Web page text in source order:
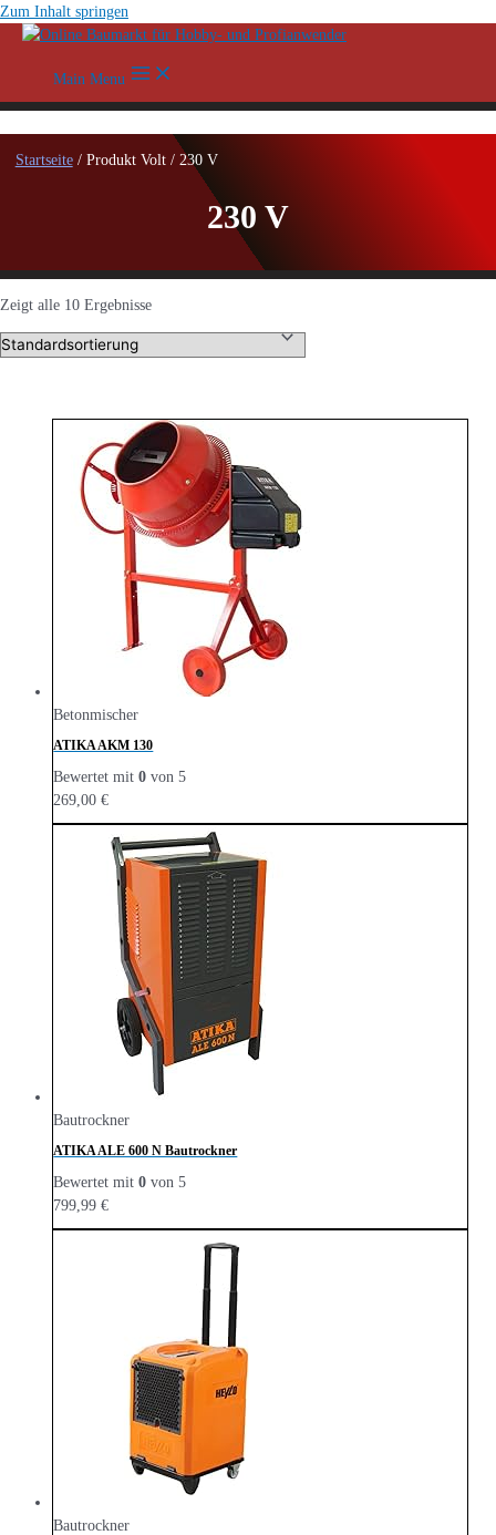
Zum Inhalt springen
Main Menu
Startseite/ Produkt Volt / 230 V
230 V
Zeigt alle 10 Ergebnisse
Betonmischer
ATIKA AKM 130
Bewertet mit0 von 5
269,00€
Bautrockner
ATIKA ALE 600 N Bautrockner
Bewertet mit0 von 5
799,99€
Bautrockner